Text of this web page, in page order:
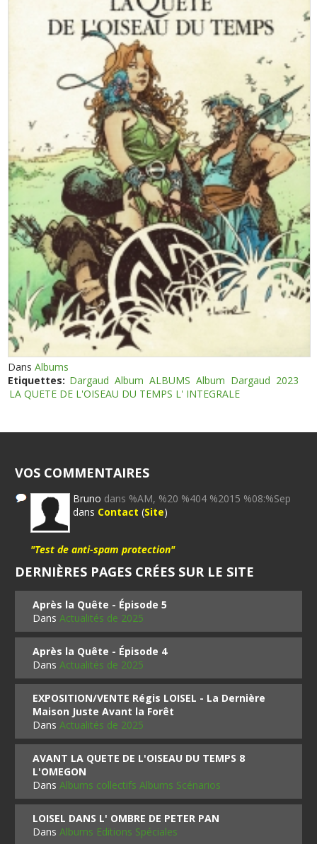
DansAlbums
Etiquettes: Dargaud Album ALBUMS Album Dargaud 2023
LA QUETE DE L'OISEAU DU TEMPS L' INTEGRALE
VOS COMMENTAIRES
Bruno dans %AM, %20 %404 %2015 %08:%Sep
dans Contact (Site)
"Test de anti-spam protection"
DERNIÈRES PAGES CRÉES SUR LE SITE
Après la Quête - Épisode 5
DansActualités de 2025
Après la Quête - Épisode 4
DansActualités de 2025
EXPOSITION/VENTE Régis LOISEL - La Dernière
Maison Juste Avant la Forêt
DansActualités de 2025
AVANT LA QUETE DE L'OISEAU DU TEMPS 8
L'OMEGON
DansAlbums collectifs Albums Scénarios
LOISEL DANS L' OMBRE DE PETER PAN
DansAlbums Editions Spéciales